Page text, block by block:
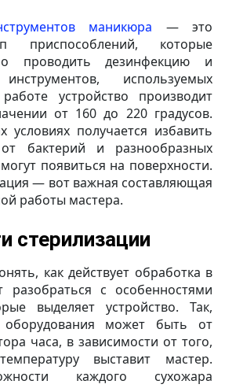
маникюра — это
приспособлений, которые
проводить дезинфекцию и
используемых
устройство производит
от 160 до 220 градусов.
получается избавить
бактерий и разнообразных
появиться на поверхности.
— вот важная составляющая
работы мастера.
стерилизации
как действует обработка в
разобраться с особенностями
выделяет устройство. Так,
может быть от
часа, в зависимости от того,
выставит мастер.
каждого сухожара